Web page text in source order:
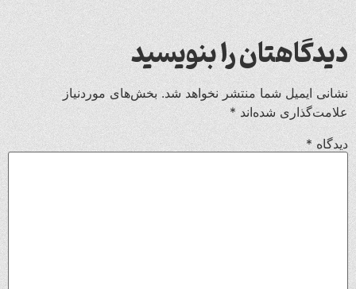
دیدگاهتان را بنویسید
نشانی ایمیل شما منتشر نخواهد شد. بخش‌های موردنیاز
علامت‌گذاری شده‌اند *
دیدگاه *